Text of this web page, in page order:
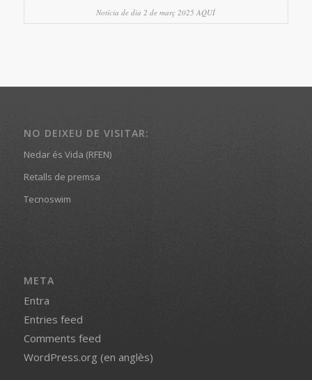
Notícia de dia 2 de març 2025 AQUÍ
NO DEIXEU DE VISITAR:
Nedar és Vida (RFEN)
Retalls de premsa
Tecnoswim
META
Entra
Entries feed
Comments feed
WordPress.org (en anglès)